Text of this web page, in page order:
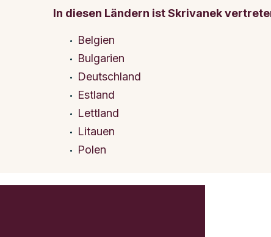
In diesen Ländern ist Skrivanek
Belgien
Bulgarien
Deutschland
Estland
Lettland
Litauen
Polen